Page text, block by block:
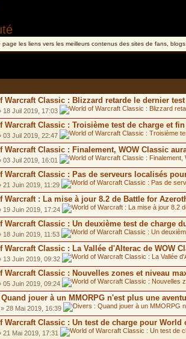
page les liens vers les meilleurs contenus des sites de fans,
Warcraft Classic : Blizzard retarde le dernier
18 Juil 2019, 17:03
Warcraft Classic : Troisième test de charge et
03 Juil 2019, 22:47
Warcraft Classic : Finalement, WOW Classic
03 Juil 2019, 16:01
Warcraft Classic : Pas de serveurs localisés
21 Juin 2019, 11:29
Warcraft : La mise à jour 8.2 de Battle for
19 Juin 2019, 17:24
Warcraft Classic : Un deuxième test de charge
18 Juin 2019, 11:53
Warcraft Classic : La Vallée d'Alterac de WOW
13 Juin 2019, 09:32
Warcraft Classic : Nouvelles zones et niveau
05 Juin 2019, 09:24
Quand jouer à un MMORPG n'est plus une
28 Mai 2019, 16:39
Warcraft Classic : Un test de charge pour World
21 Mai 2019, 17:31